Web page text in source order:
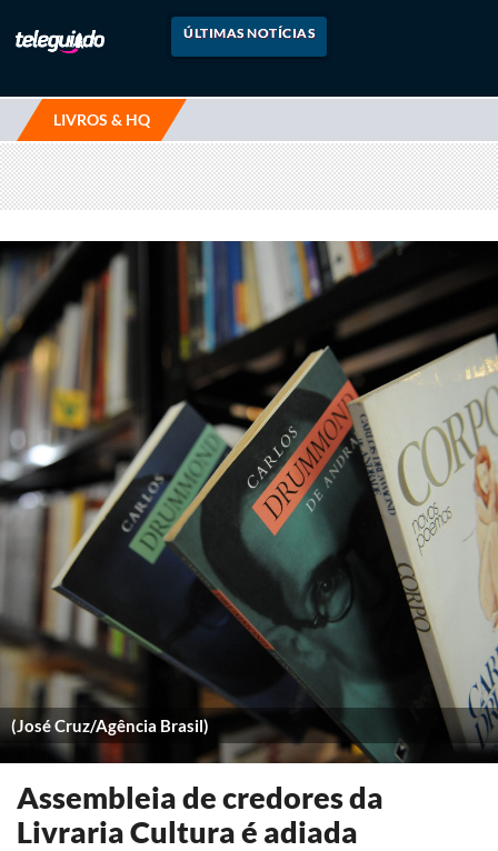
ÚLTIMAS NOTÍCIAS
LIVROS & HQ
(José Cruz/Agência Brasil)
Assembleia de credores da
Livraria Cultura é adiada